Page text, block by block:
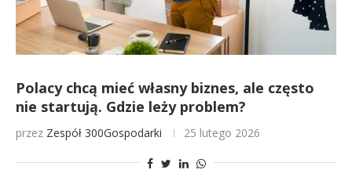
Polacy chcą mieć własny biznes, ale często
nie startują. Gdzie leży problem?
przez Zespół 300Gospodarki 25 lutego 2026